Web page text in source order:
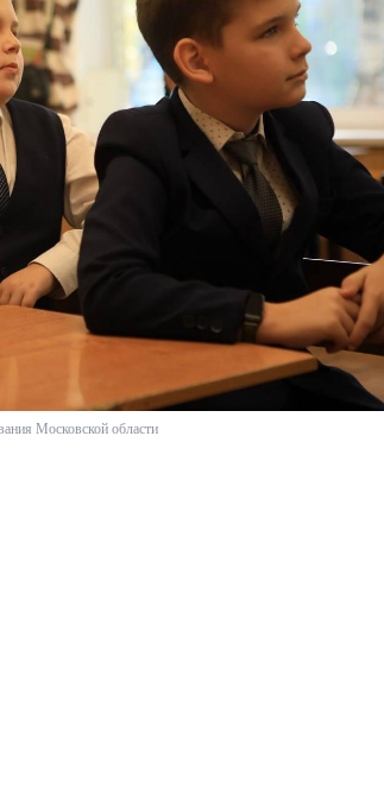
Московской области